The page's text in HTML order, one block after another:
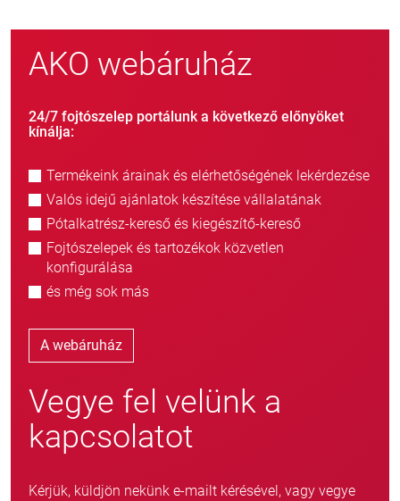
AKO webáruház
24/7 fojtószelep portálunk a következő előnyöket
kínálja:
Termékeink árainak és elérhetőségének lekérdezése
Valós idejű ajánlatok készítése vállalatának
Pótalkatrész-kereső és kiegészítő-kereső
Fojtószelepek és tartozékok közvetlen
konfigurálása
és még sok más
A webáruház
Vegye fel velünk a
kapcsolatot
Kérjük, küldjön nekünk e-mailt kérésével, vagy vegye